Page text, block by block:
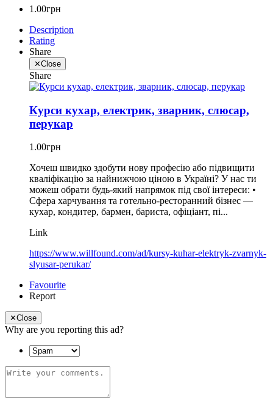
1.00грн
Description
Rating
Share
✕Close
Share
Курси кухар, електрик, зварник, слюсар,
перукар
1.00грн
Хочеш швидко здобути нову професію або підвищити
кваліфікацію за найнижчою ціною в Україні? У нас ти
можеш обрати будь-який напрямок під свої інтереси: •
Сфера харчування та готельно-ресторанний бізнес —
кухар, кондитер, бармен, бариста, офіціант, пі...
Link
https://www.willfound.com/ad/kursy-kuhar-elektryk-zvarnyk-
slyusar-perukar/
Favourite
Report
✕Close
Why are you reporting this ad?